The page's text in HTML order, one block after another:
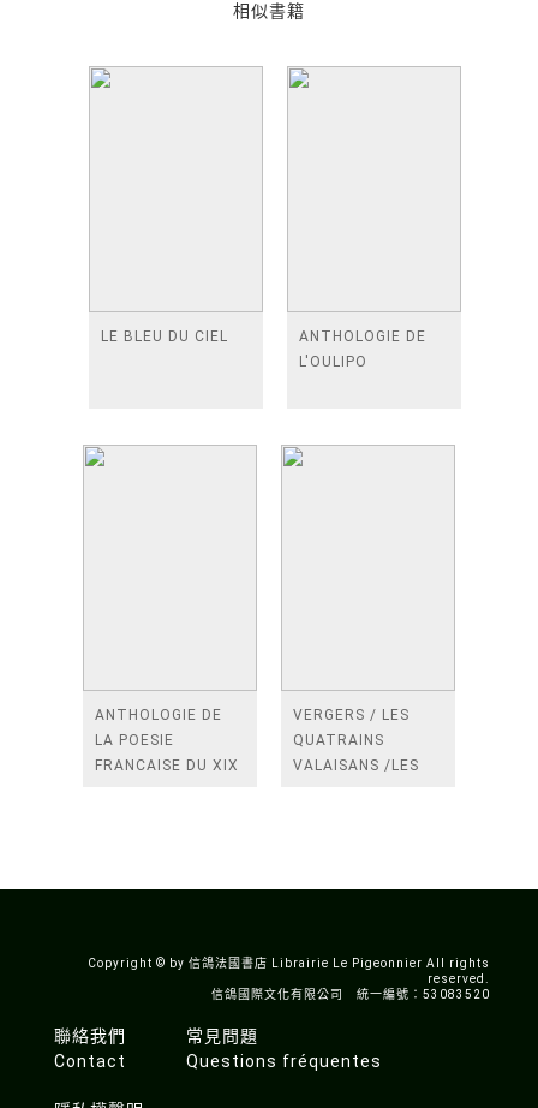
相似書籍
LE BLEU DU CIEL
ANTHOLOGIE DE
L'OULIPO
ANTHOLOGIE DE
LA POESIE
FRANCAISE DU XIX
VERGERS / LES
QUATRAINS
VALAISANS /LES
Copyright © by 信鴿法國書店 Librairie Le Pigeonnier All rights
reserved.
信鴿國際文化有限公司 統一編號：53083520
聯絡我們
Contact
常見問題
Questions fréquentes